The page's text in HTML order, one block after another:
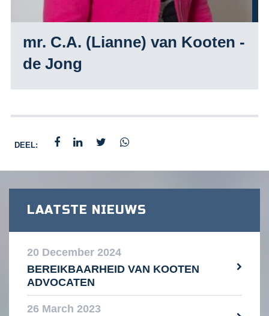
mr. C.A. (Lianne) van Kooten -
de Jong
DEEL:
LAATSTE NIEUWS
20 December 2024
BEREIKBAARHEID VAN KOOTEN
ADVOCATEN
26 March 2023